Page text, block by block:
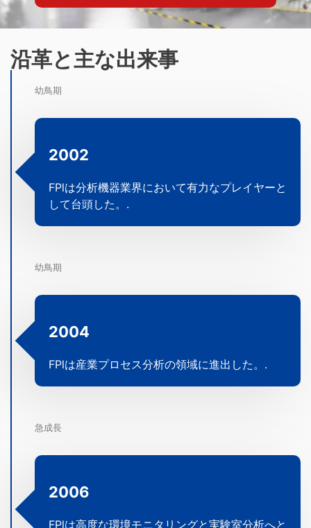
沿革と主な出来事
2002
FPlは分析機器業界において有力なプレイヤーと
して台頭した。.
幼鳥期
2004
FPlは産業プロセス分析の領域に進出した。.
幼鳥期
2006
FPlは高度な環境モニタリングと実験室分析へと
急成長